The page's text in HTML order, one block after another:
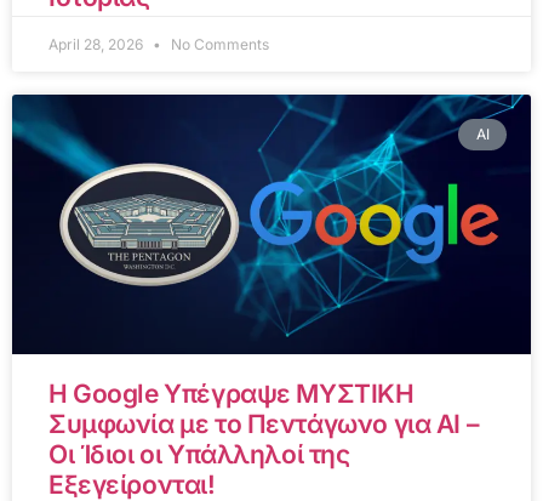
April 28, 2026 No Comments
AI
Η Google Υπέγραψε ΜΥΣΤΙΚΗ
Συμφωνία με το Πεντάγωνο για AI –
Οι Ίδιοι οι Υπάλληλοί της
Εξεγείρονται!